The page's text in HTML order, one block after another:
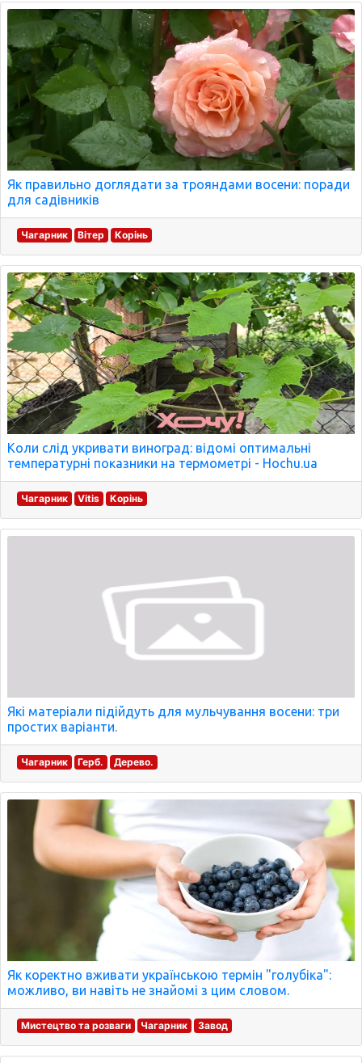
Як правильно доглядати за трояндами восени: поради
для садівників
Чагарник Вітер Корінь
Коли слід укривати виноград: відомі оптимальні
температурні показники на термометрі - Hochu.ua
Чагарник Vitis Корінь
Які матеріали підійдуть для мульчування восени: три
простих варіанти.
Чагарник Герб. Дерево.
Як коректно вживати українською термін "голубіка":
можливо, ви навіть не знайомі з цим словом.
Мистецтво та розваги Чагарник Завод